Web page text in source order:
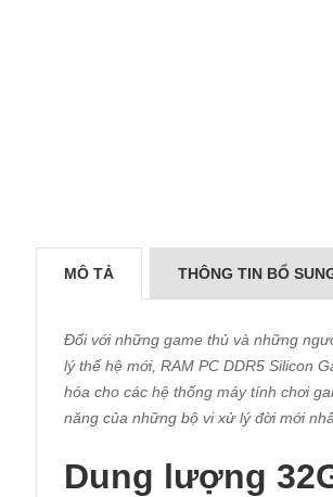
MÔ TẢ THÔNG TIN BỔ
Đối với những game thủ và những
lý thế hệ mới, RAM PC DDR5 Silicon
hóa cho các hệ thống máy tính chơi
năng của những bộ vi xử lý đời mới
Dung lượng